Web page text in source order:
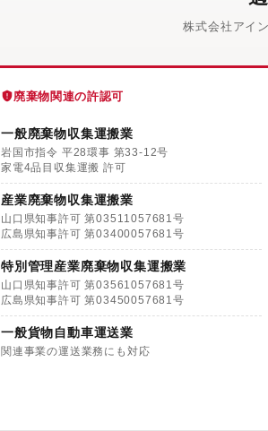
株式会社アイ
廃棄物関連の許認可
一般廃棄物収集運搬業
岩国市指令 平28環事 第33-12号
家電4品目収集運搬 許可
産業廃棄物収集運搬業
山口県知事許可 第03511057681号
広島県知事許可 第03400057681号
特別管理産業廃棄物収集運搬業
山口県知事許可 第03561057681号
広島県知事許可 第03450057681号
一般貨物自動車運送業
関連事業の運送業務にも対応